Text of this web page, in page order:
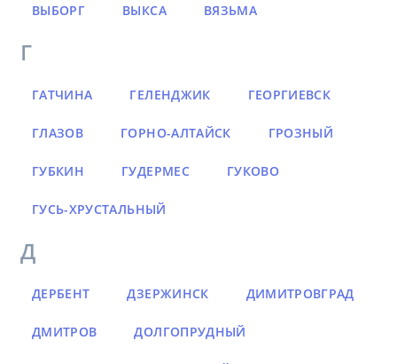
ВЫБОРГ ВЫКСА ВЯЗЬМА
Г
ГАТЧИНА ГЕЛЕНДЖИК ГЕОРГИЕВСК
ГЛАЗОВ ГОРНО-АЛТАЙСК ГРОЗНЫЙ
ГУБКИН ГУДЕРМЕС ГУКОВО
ГУСЬ-ХРУСТАЛЬНЫЙ
Д
ДЕРБЕНТ ДЗЕРЖИНСК ДИМИТРОВГРАД
ДМИТРОВ ДОЛГОПРУДНЫЙ